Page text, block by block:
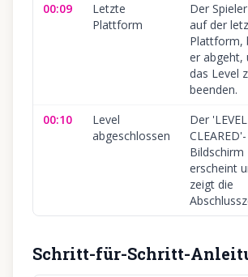
00:09
Letzte
Plattform
Der
auf der
Plattform,
er abgeht,
das Level
beenden.
00:10
Level
abgeschlossen
Der 'LEVEL
CLEARED'-
Bildschirm
erscheint
zeigt die
Schritt-für-Schritt-